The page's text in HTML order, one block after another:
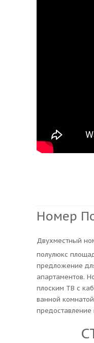
Номер
Двухместный
полулюкс
предложение
апартаментов.
плоским ТВ с
ванной
предоставление